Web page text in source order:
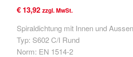
€13,92 zzgl. MwSt.
Spiraldichtung mit Innen und
Typ: S602 C/I Rund
Norm: EN 1514-2